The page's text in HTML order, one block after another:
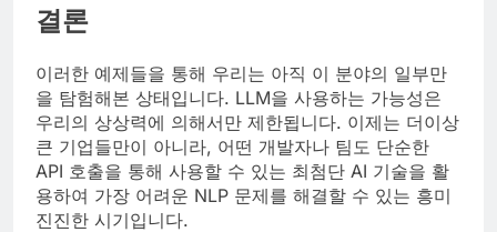
결론
이러한 예제들을 통해 우리는 아직 이 분야의 일부만
을 탐험해본 상태입니다. LLM을 사용하는 가능성은
우리의 상상력에 의해서만 제한됩니다. 이제는 더이상
큰 기업들만이 아니라, 어떤 개발자나 팀도 단순한
API 호출을 통해 사용할 수 있는 최첨단 AI 기술을 활
용하여 가장 어려운 NLP 문제를 해결할 수 있는 흥미
진진한 시기입니다.